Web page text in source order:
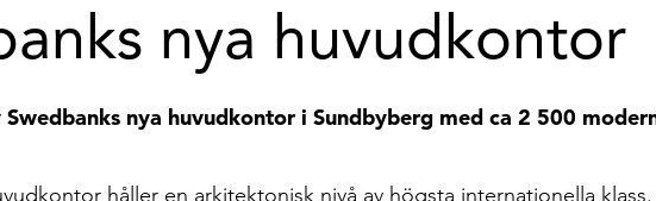
nya huvudkontor
nya huvudkontor i Sundbyberg med ca 2 500
håller en arkitektonisk nivå av högsta internationella klass.